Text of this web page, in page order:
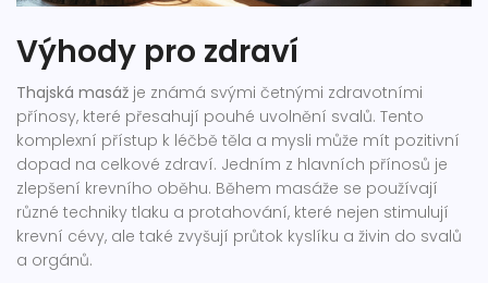
Výhody pro zdraví
Thajská masáž je známá svými četnými zdravotními
přínosy, které přesahují pouhé uvolnění svalů. Tento
komplexní přístup k léčbě těla a mysli může mít pozitivní
dopad na celkové zdraví. Jedním z hlavních přínosů je
zlepšení krevního oběhu. Během masáže se používají
různé techniky tlaku a protahování, které nejen stimulují
krevní cévy, ale také zvyšují průtok kyslíku a živin do svalů
a orgánů.